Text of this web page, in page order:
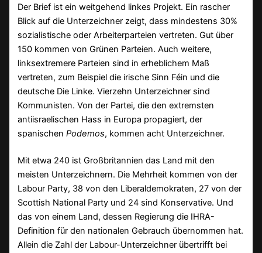
Der Brief ist ein weitgehend linkes Projekt. Ein rascher
Blick auf die Unterzeichner zeigt, dass mindestens 30%
sozialistische oder Arbeiterparteien vertreten. Gut über
150 kommen von Grünen Parteien. Auch weitere,
linksextremere Parteien sind in erheblichem Maß
vertreten, zum Beispiel die irische Sinn Féin und die
deutsche Die Linke. Vierzehn Unterzeichner sind
Kommunisten. Von der Partei, die den extremsten
antiisraelischen Hass in Europa propagiert, der
spanischenPodemos, kommen acht Unterzeichner.
Mit etwa 240 ist Großbritannien das Land mit den
meisten Unterzeichnern. Die Mehrheit kommen von der
Labour Party, 38 von den Liberaldemokraten, 27 von der
Scottish National Party und 24 sind Konservative. Und
das von einem Land, dessen Regierung die IHRA-
Definition für den nationalen Gebrauch übernommen hat.
Allein die Zahl der Labour-Unterzeichner übertrifft bei